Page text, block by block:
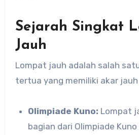
Sejarah Singkat
Jauh
Lompat jauh adalah salah
tertua yang memiliki akar jauh
Olimpiade Kuno: Lompat
bagian dari Olimpiade